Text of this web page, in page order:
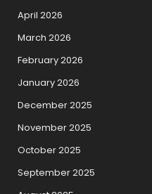
April 2026
March 2026
February 2026
January 2026
December 2025
November 2025
October 2025
September 2025